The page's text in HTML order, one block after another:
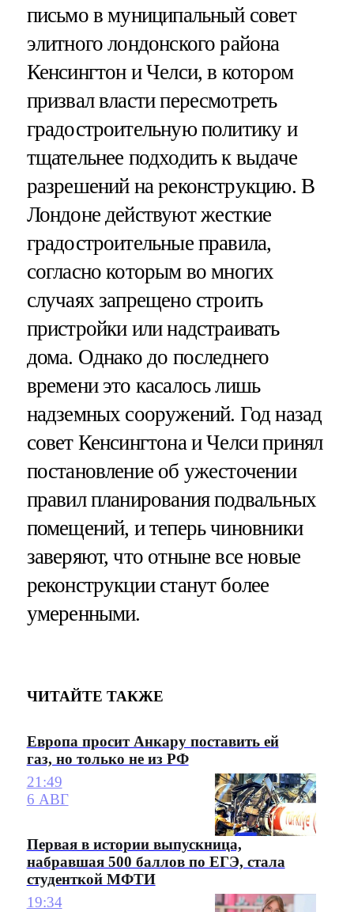
письмо в муниципальный совет
элитного лондонского района
Кенсингтон и Челси, в котором
призвал власти пересмотреть
градостроительную политику и
тщательнее подходить к выдаче
разрешений на реконструкцию. В
Лондоне действуют жесткие
градостроительные правила,
согласно которым во многих
случаях запрещено строить
пристройки или надстраивать
дома. Однако до последнего
времени это касалось лишь
надземных сооружений. Год назад
совет Кенсингтона и Челси принял
постановление об ужесточении
правил планирования подвальных
помещений, и теперь чиновники
заверяют, что отныне все новые
реконструкции станут более
умеренными.
ЧИТАЙТЕ ТАКЖЕ
Европа просит Анкару поставить ей
газ, но только не из РФ
21:49
6 АВГ
Первая в истории выпускница,
набравшая 500 баллов по ЕГЭ, стала
студенткой МФТИ
19:34